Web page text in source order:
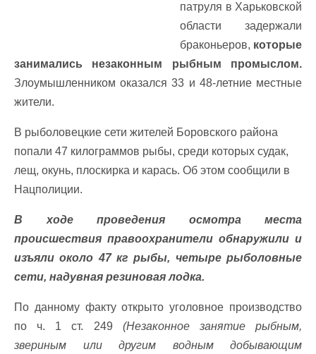
патруля в Харьковской
области задержали
браконьеров, которые
занимались незаконным рыбным промыслом.
Злоумышленником оказался 33 и 48-летние местные
жители.
В рыболовецкие сети жителей Боровского района
попали 47 килограммов рыбы, среди которых судак,
лещ, окунь, плоскирка и карась. Об этом сообщили в
Нацполиции.
В ходе проведения осмотра места
происшествия правоохранители обнаружили и
изъяли около 47 кг рыбы, четыре рыболовные
сети, надувная резиновая лодка.
По данному факту открыто уголовное производство
по ч. 1 ст. 249 (Незаконное занятие рыбным,
звериным или другим водным добывающим